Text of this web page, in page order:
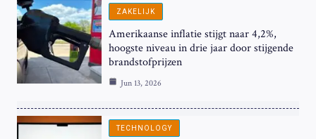
ZAKELIJK
Amerikaanse inflatie stijgt naar 4,2%,
hoogste niveau in drie jaar door stijgende
brandstofprijzen
Jun 13, 2026
TECHNOLOGY